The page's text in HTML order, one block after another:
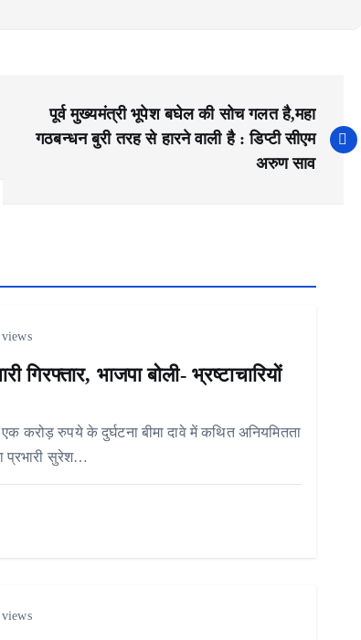
पूर्व मुख्यमंत्री भूपेश बघेल की सोच गलत है,महा
गठबन्धन बुरी तरह से हारने वाली है : डिप्टी सीएम
अरुण साव
views
गिरफ्तार, भाजपा बोली- भ्रष्टाचारियों
करोड़ रुपये के दुर्घटना बीमा दावे में कथित अनियमितता
प्रभारी सुरेश…